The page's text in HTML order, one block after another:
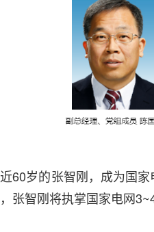
60岁的张智刚，成为国
张智刚将执掌国家电网